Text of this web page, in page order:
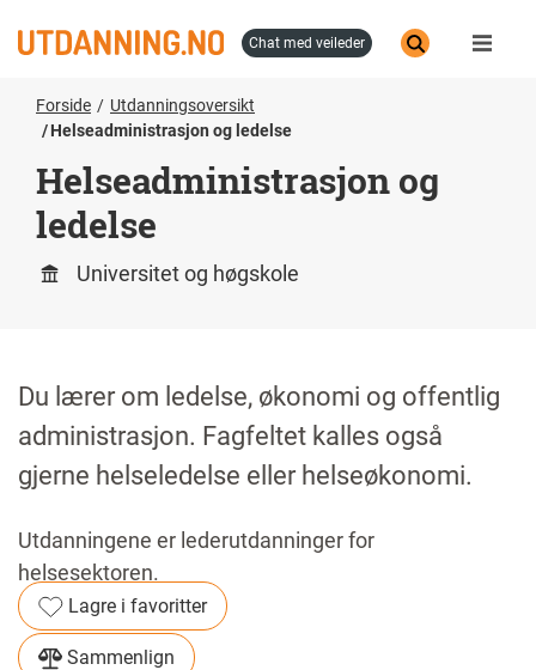
til
chat med veileder
Forside
Utdanningsoversikt
Helseadministrasjon og ledelse
Helseadministrasjon og
ledelse
Universitet og høgskole
Du lærer om ledelse, økonomi og offentlig
administrasjon. Fagfeltet kalles også
gjerne helseledelse eller helseøkonomi.
Utdanningene er lederutdanninger for
helsesektoren.
Lagre i favoritter
Sammenlign